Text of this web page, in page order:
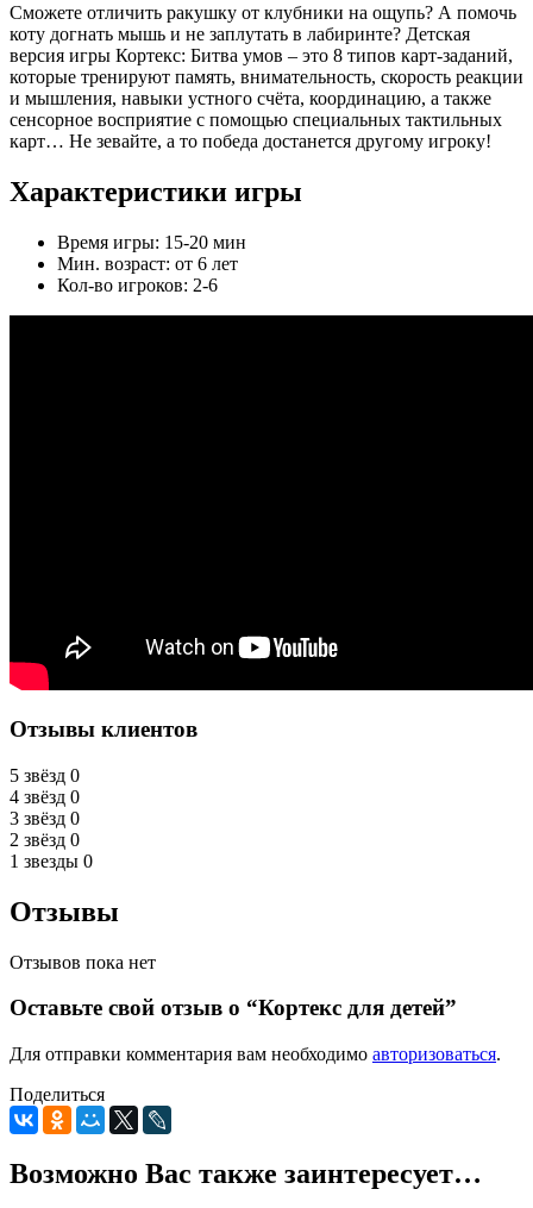
Сможете отличить ракушку от клубники на ощупь? А помочь
коту догнать мышь и не заплутать в лабиринте? Детская
версия игры Кортекс: Битва умов – это 8 типов карт-заданий,
которые тренируют память, внимательность, скорость реакции
и мышления, навыки устного счёта, координацию, а также
сенсорное восприятие с помощью специальных тактильных
карт… Не зевайте, а то победа достанется другому игроку!
Характеристики игры
Время игры: 15-20 мин
Мин. возраст: от 6 лет
Кол-во игроков: 2-6
Отзывы клиентов
5 звёзд 0
4 звёзд 0
3 звёзд 0
2 звёзд 0
1 звезды 0
Отзывы
Отзывов пока нет
Оставьте свой отзыв о “Кортекс для детей”
Для отправки комментария вам необходимо авторизоваться.
Поделиться
Возможно Вас также заинтересует…